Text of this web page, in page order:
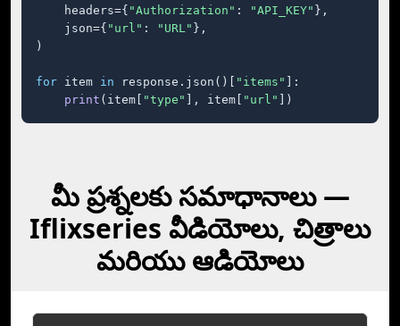
    headers={
"Authorization" : "API_KEY" },
    json={
"url" : "URL" },
)
for item in response.json()[ "items"
]:
print (item[ "type" ], item[ "url" ])
మీ ప్రశ్నలకు సమాధానాలు —⁠
Iflixseries వీడియోలు, చిత్రాలు
మరియు ఆడియోలు